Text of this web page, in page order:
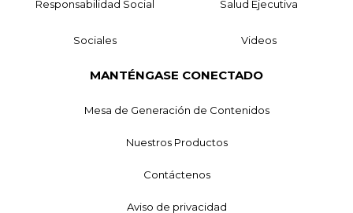
Responsabilidad Social Salud Ejecutiva
Sociales Videos
MANTÉNGASE CONECTADO
Mesa de Generación de Contenidos
Nuestros Productos
Contáctenos
Aviso de privacidad